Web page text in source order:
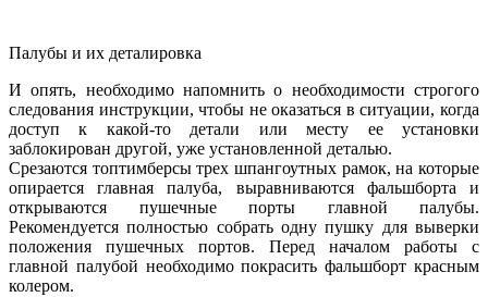
Палубы и их деталировка
И опять, необходимо напомнить о необходимости строгого
следования инструкции, чтобы не оказаться в ситуации, когда
доступ к какой-то детали или месту ее установки
заблокирован другой, уже установленной деталью.
Срезаются топтимберсы трех шпангоутных рамок, на которые
опирается главная палуба, выравниваются фальшборта и
открываются пушечные порты главной палубы.
Рекомендуется полностью собрать одну пушку для выверки
положения пушечных портов. Перед началом работы с
главной палубой необходимо покрасить фальшборт красным
колером.